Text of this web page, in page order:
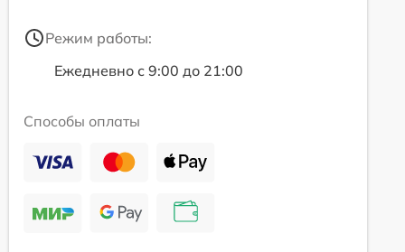
Режим работы:
Ежедневно с 9:00 до 21:00
Способы оплаты